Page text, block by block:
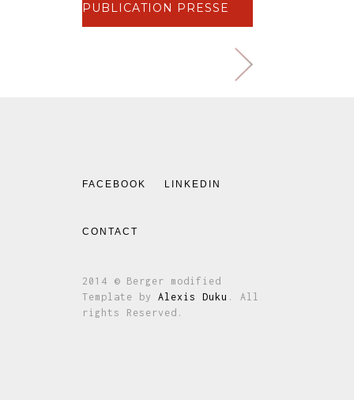
PUBLICATION PRESSE
FACEBOOK LINKEDIN
CONTACT
2014 © Berger modified
Template by Alexis Duku . All
rights Reserved.